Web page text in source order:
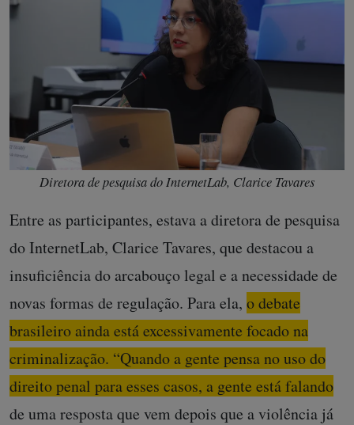
Diretora de pesquisa do InternetLab, Clarice Tavares
Entre as participantes, estava a diretora de pesquisa
do InternetLab, Clarice Tavares, que destacou a
insuficiência do arcabouço legal e a necessidade de
novas formas de regulação. Para ela, o debate
brasileiro ainda está excessivamente focado na
criminalização. “Quando a gente pensa no uso do
direito penal para esses casos, a gente está falando
de uma resposta que vem depois que a violência já